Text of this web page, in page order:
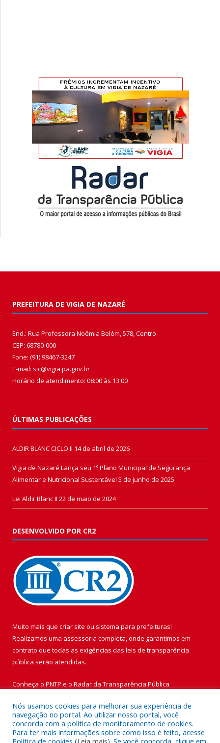
PREFEITURA DE VIGIA DE NAZARÉ
End.: Rua Professora Noêmia Belém, 578, Centro
CEP: 68780-000
Fone: (91) 98467-3247
E-mail: sic@vigia.pa.gov.br
Horário de atendimento: 08:00 às 13:00
ÚLTIMAS PUBLICAÇÕES
ALDIR BLANC CICLO II 14 de abril de 2026
Vigia de Nazaré Lança seu 1º Plano Municipal de Segurança
Alimentar e Nutricional Sustentável 5 de junho de 2025
Lei Aldir Blanc II 22 de maio de 2024
DESENVOLVIDO POR CR2
Muito mais que criar site ou sistema para prefeituras!
Realizamos uma assessoria completa, onde garantimos em
contrato que todas as exigências das leis de transparência
pública serão atendidas.
Conheça o PNTP e o Radar da Transparência Pública
Todos os direitos reservados a Prefeitura Municipal de Vigia de
Nós usamos cookies para melhorar sua experiência de
navegação no portal. Ao utilizar nosso portal, você
concorda com a política de monitoramento de cookies.
Para ter mais informações sobre como isso é feito, acesse
Política de cookies (Leia mais). Se você concorda, clique em